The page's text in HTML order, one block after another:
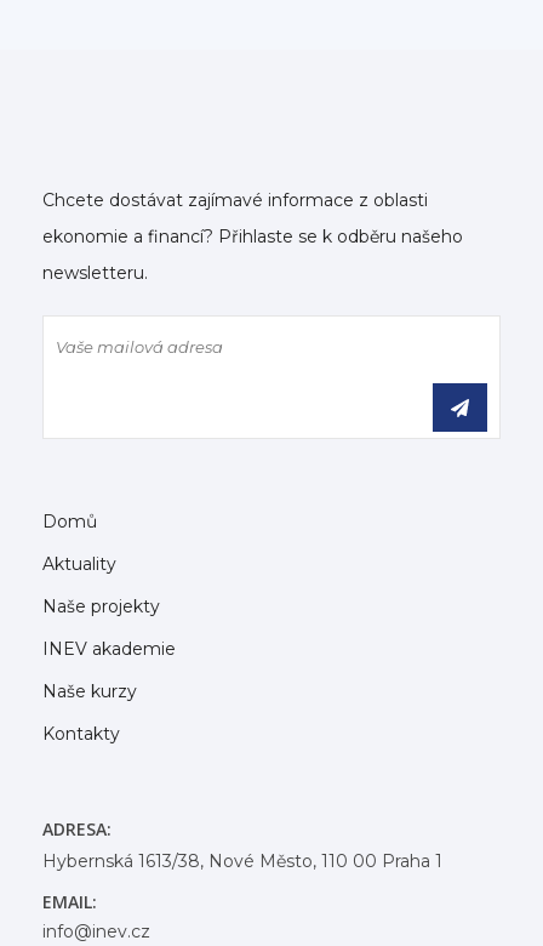
Chcete dostávat zajímavé informace z oblasti
ekonomie a financí? Přihlaste se k odběru našeho
newsletteru.
Domů
Aktuality
Naše projekty
INEV akademie
Naše kurzy
Kontakty
ADRESA:
Hybernská 1613/38, Nové Město, 110 00 Praha 1
EMAIL:
info@inev.cz